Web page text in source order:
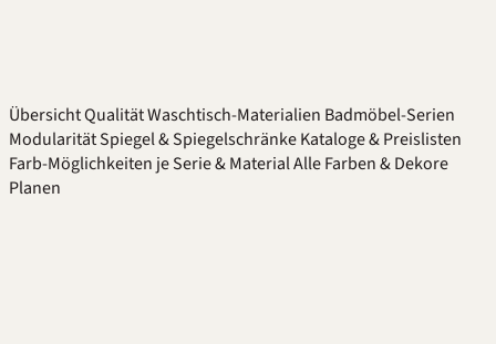
ÜbersichtQualitätWaschtisch-Materialien Badmöbel-Serien
ModularitätSpiegel & SpiegelschränkeKataloge & Preislisten
Farb-Möglichkeiten je Serie & MaterialAlle Farben & Dekore
Planen